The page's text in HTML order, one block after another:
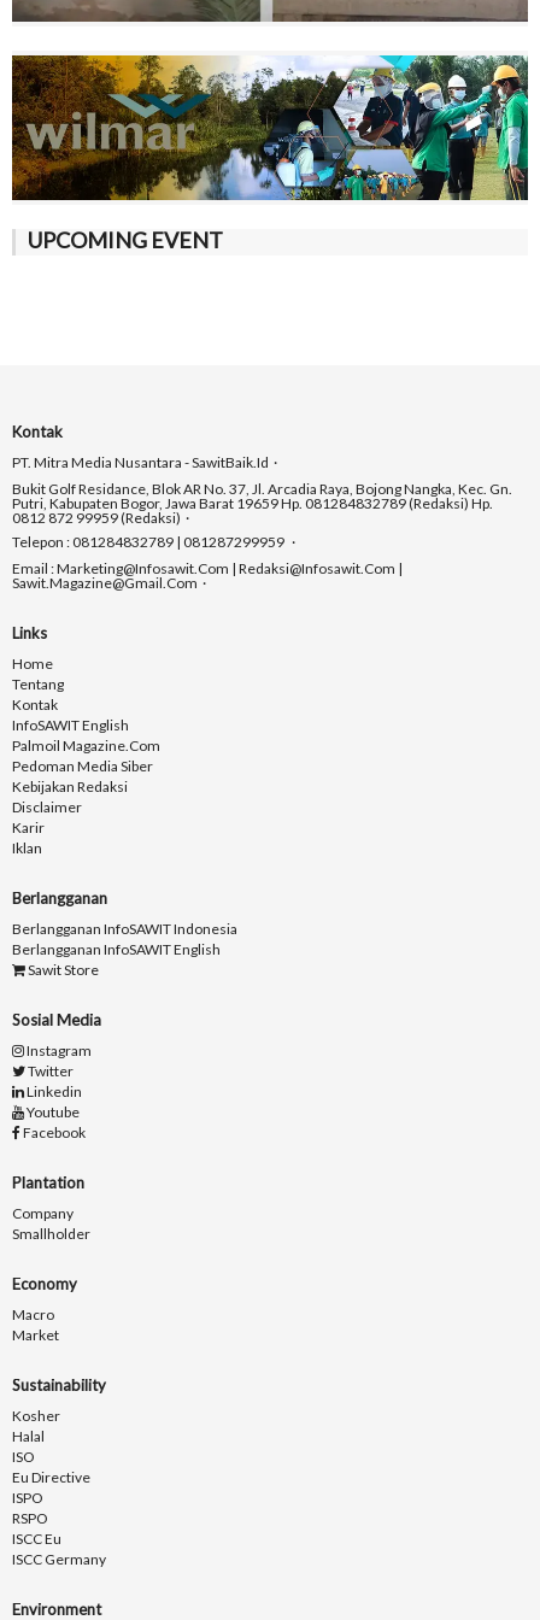
UPCOMING EVENT
Kontak
PT. Mitra Media Nusantara - SawitBaik.id
Bukit Golf Residance, Blok AR No. 37, Jl. Arcadia Raya, Bojong Nangka, Kec. Gn.
Putri, Kabupaten Bogor, Jawa Barat 19659 Hp. 081284832789 (Redaksi) Hp.
0812 872 99959 (Redaksi)
Telepon : 081284832789 | 081287299959
Email : Marketing@infosawit.com | Redaksi@infosawit.com |
Sawit.magazine@gmail.com
Links
Home
Tentang
Kontak
InfoSAWIT English
Palmoil Magazine.com
Pedoman Media Siber
Kebijakan Redaksi
Disclaimer
Karir
Iklan
Berlangganan
Berlangganan InfoSAWIT Indonesia
Berlangganan InfoSAWIT English
Sawit Store
Sosial Media
Instagram
Twitter
Linkedin
Youtube
Facebook
Plantation
Company
Smallholder
Economy
Macro
Market
Sustainability
Kosher
Halal
ISO
Eu Directive
ISPO
RSPO
ISCC Eu
ISCC Germany
Environment